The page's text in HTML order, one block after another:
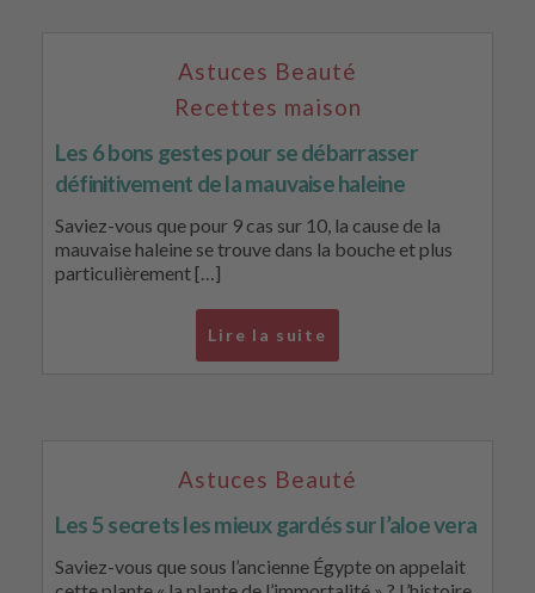
Astuces Beauté
Recettes maison
Les 6 bons gestes pour se débarrasser
définitivement de la mauvaise haleine
Saviez-vous que pour 9 cas sur 10, la cause de la
mauvaise haleine se trouve dans la bouche et plus
particulièrement […]
Lire la suite
Astuces Beauté
Les 5 secrets les mieux gardés sur l’aloe vera
Saviez-vous que sous l’ancienne Égypte on appelait